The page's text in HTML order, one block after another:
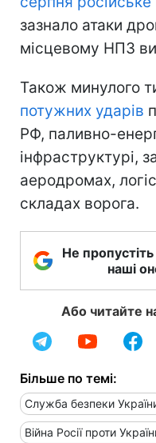
зазнало атаки
місцевому НПЗ
Також минулого
потужних ударів
РФ, паливно-
інфраструктурі,
аеродромах,
складах ворога.
Не
наші
Або читайте
Більше по темі:
Служба безпеки
Війна Росії проти